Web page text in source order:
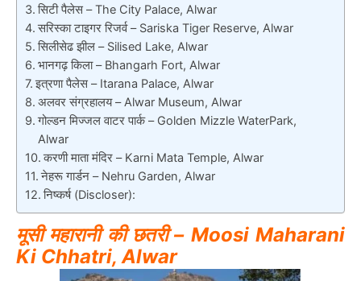
सिटी पैलेस – The City Palace, Alwar
सरिस्का टाइगर रिजर्व – Sariska Tiger Reserve, Alwar
सिलीसेढ झील – Silised Lake, Alwar
भानगढ़ किला – Bhangarh Fort, Alwar
इत्रणा पैलेस – Itarana Palace, Alwar
अलवर संग्रहालय – Alwar Museum, Alwar
गोल्डन मिज्जल वाटर पार्क – Golden Mizzle WaterPark,
Alwar
करणी माता मंदिर – Karni Mata Temple, Alwar
नेहरू गार्डन – Nehru Garden, Alwar
निष्कर्ष (Discloser):
मूसी महारानी की छतरी – Moosi Maharani
Ki Chhatri, Alwar